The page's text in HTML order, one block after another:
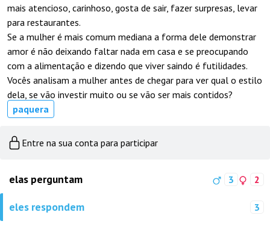
mais atencioso, carinhoso, gosta de sair, fazer surpresas, levar
para restaurantes.
Se a mulher é mais comum mediana a forma dele demonstrar
amor é não deixando faltar nada em casa e se preocupando
com a alimentação e dizendo que viver saindo é futilidades.
Vocês analisam a mulher antes de chegar para ver qual o estilo
dela, se vão investir muito ou se vão ser mais contidos?
paquera
Entre na sua conta para participar
elas perguntam 3 2
eles respondem 3